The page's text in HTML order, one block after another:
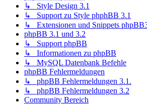
↳ Style Design 3.1
↳ Support zu Style phphBB 3.1
↳ Extensionen und Snippets
phpBB 3.1 und 3.2
↳ Support phpBB
↳ Informationen zu phpBB
↳ MySQL Datenbank Befehle
phpBB Fehlermeldungen
↳ phpBB Fehlermeldungen 3.1.
↳ phpBB Fehlermeldungen 3.2
Community Bereich